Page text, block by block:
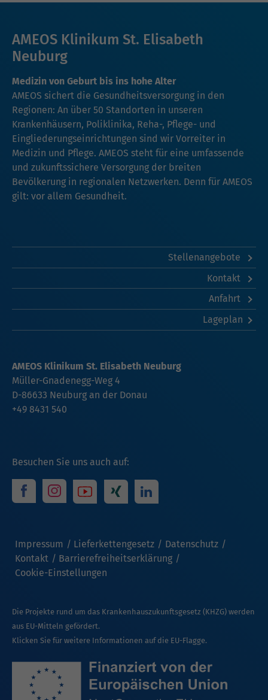
AMEOS Klinikum St. Elisabeth
Neuburg
Medizin von Geburt bis ins hohe Alter
AMEOS sichert die Gesundheitsversorgung in den
Regionen: An über 50 Standorten in unseren
Krankenhäusern, Poliklinika, Reha-, Pflege- und
Eingliederungseinrichtungen sind wir Vorreiter in
Medizin und Pflege. AMEOS steht für eine umfassende
und zukunftssichere Versorgung der breiten
Bevölkerung in regionalen Netzwerken. Denn für AMEOS
gilt: vor allem Gesundheit.
Stellenangebote
Kontakt
Anfahrt
Lageplan
Besuchen Sie uns auch auf:
Impressum Lieferkettengesetz
Datenschutz
Kontakt
Barrierefreiheitserklärung
Cookie-Einstellungen
AMEOS Klinikum St. Elisabeth Neuburg
Müller-Gnadenegg-Weg 4
D-86633 Neuburg an der Donau
+49 8431 540
Die Projekte rund um das Krankenhauszukunftsgesetz (KHZG) werden
aus EU-Mitteln gefördert.
Klicken Sie für weitere Informationen auf die EU-Flagge.